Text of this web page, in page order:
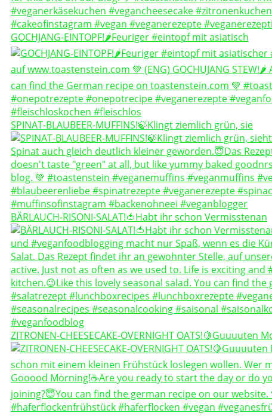
GOCHJANG-EINTOPF!🌶️Feuriger #eintopf mit asiatisch
SPINAT-BLAUBEER-MUFFINS!🍃Klingt ziemlich grün, sie
BÄRLAUCH-RISONI-SALAT!🍅Habt ihr schon Vermisstenan
ZITRONEN-CHEESECAKE-OVERNIGHT OATS!🍋Guuuuten